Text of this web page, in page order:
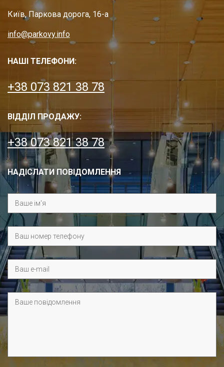
Київ, Паркова дорога, 16-а
info@parkovy.info
НАШІ ТЕЛЕФОНИ:
+38 073 821 38 78
ВІДДІЛ ПРОДАЖУ:
+38 073 821 38 78
НАДІСЛАТИ ПОВІДОМЛЕННЯ